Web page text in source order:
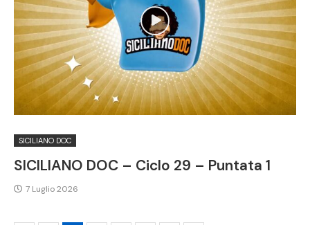
SICILIANO DOC
SICILIANO DOC – Ciclo 29 – Puntata 1
7 Luglio 2026